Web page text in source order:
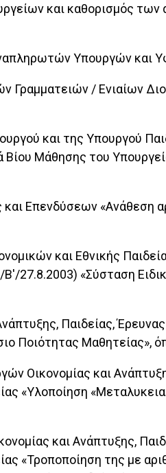
και καθορισμός των
Υπουργών και
Γραμματειών / Ενιαίων
και της Υπουργού
Βίου Μάθησης του
Επενδύσεων «Ανάθεση
και Εθνικής
27.8.2003) «Σύσταση
Παιδείας,
Ποιότητας Μαθητείας»,
Οικονομίας και
«Υλοποίηση
και Ανάπτυξης,
«Τροποποίηση της με